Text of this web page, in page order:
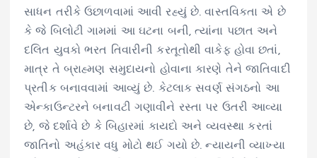
સાધન તરીકે ઉછાળવામાં આવી રહ્યું છે. વાસ્તવિકતા એ છે
કે જે બિલોટી ગામમાં આ ઘટના બની, ત્યાંના પછાત અને
દલિત યુવકો ભરત તિવારીની કરતૂતોથી વાકેફ હોવા છતાં,
માત્ર તે બ્રાહ્મણ સમુદાયનો હોવાના કારણે તેને જાતિવાદી
પ્રતીક બનાવવામાં આવ્યું છે. કેટલાક સવર્ણ સંગઠનો આ
એન્કાઉન્ટરને બનાવટી ગણાવીને રસ્તા પર ઉતરી આવ્યા
છે, જે દર્શાવે છે કે બિહારમાં કાયદો અને વ્યવસ્થા કરતાં
જાતિનો અહંકાર વધુ મોટો થઈ ગયો છે. ન્યાયની વ્યાખ્યા